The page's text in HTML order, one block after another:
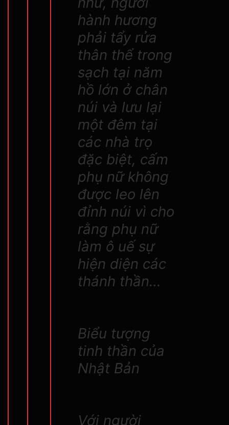
hành hương
phải tẩy rửa
thân thể trong
sạch tại năm
hồ lớn ở chân
núi và lưu lại
một đêm tại
các nhà trọ
đặc biệt, cấm
phụ nữ không
được leo lên
đỉnh núi vì cho
rằng phụ nữ
làm ô uế sự
hiện diện các
thánh thần…
Biểu tượng
tinh thần của
Nhật Bản
Với người